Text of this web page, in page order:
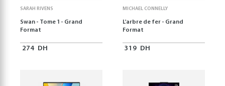
SARAH RIVENS
Swan - Tome 1 - Grand
Format
274 DH
MICHAEL CONNELLY
L'arbre de fer - Grand
Format
319 DH